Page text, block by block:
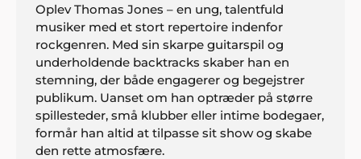
Oplev Thomas Jones – en ung, talentfuld
musiker med et stort repertoire indenfor
rockgenren. Med sin skarpe guitarspil og
underholdende backtracks skaber han en
stemning, der både engagerer og begejstrer
publikum. Uanset om han optræder på større
spillesteder, små klubber eller intime bodegaer,
formår han altid at tilpasse sit show og skabe
den rette atmosfære.